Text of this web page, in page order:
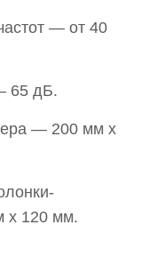
— от 40
65 дБ.
— 200 мм х
х 120 мм.